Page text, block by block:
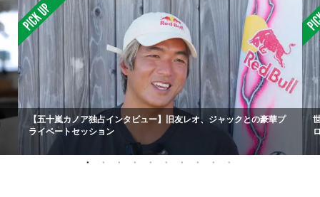
【五十嵐カノア独占インタビュー】旧友レオ、ジャックとの豪華プ
ライベートセッション